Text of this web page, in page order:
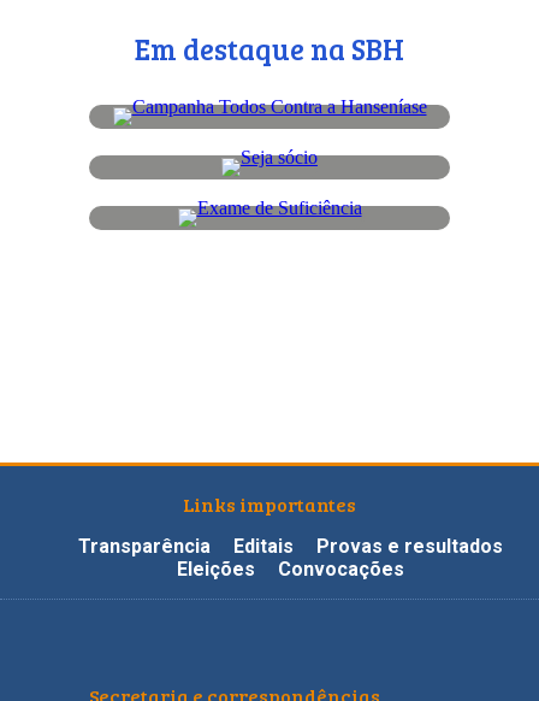
Em destaque na SBH
Links importantes
Transparência Editais
Provas e resultados
Eleições
Convocações
Secretaria e correspondências